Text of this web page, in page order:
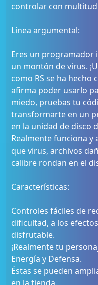
controlar con
Línea argumental:
Eres un programador
un montón de virus.
como RS se ha
afirma poder usarlo
miedo, pruebas tu
transformarte en un
en la unidad de disco
Realmente funciona y
que virus, archivos
calibre rondan en el
Características:
Controles fáciles de
dificultad, a los
disfrutable.
¡Realmente tu
Energía y Defensa.
Éstas se pueden